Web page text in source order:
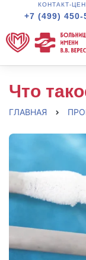
КОНТАКТ-
+7 (499) 450-
Что
ГЛАВНАЯ